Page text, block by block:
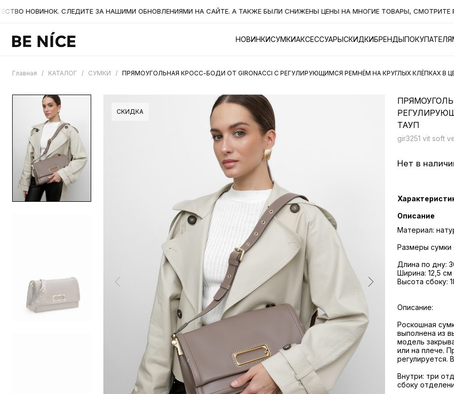
НОВИНОК. СЛЕДИТЕ ЗА НАШИМИ ОБНОВЛЕНИЯМИ НА САЙТЕ. А ТАКЖЕ БЫЛИ СНИЖЕНЫ ЦЕНЫ НА МНОГИЕ ТОВАРЫ, СМОТРИТЕ
НОВИНКИСУМКИАКСЕССУАРЫСКИДКИБРЕНДЫ
Главная / КАТАЛОГ / СУМКИ / ПРЯМОУГОЛЬНАЯ КРОСС-БОДИ ОТ GIRONACCI С РЕГУЛИРУЮЩИМСЯ РЕМНЁМ НА КРУГЛЫХ КЛЁПКАХ В
СКИДКА
ТАУП
gir3251 vit soft
Нет в
Описание
Материал:
Размеры сумки
Длина по дну:
Ширина: 12,5 см
Высота сбоку:
Описание:
Роскошная
выполнена из
модель
или на плече.
регулируется.
Внутри: три
сбоку